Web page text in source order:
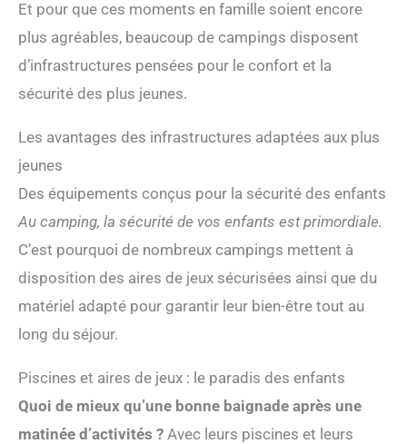
Et pour que ces moments en famille soient encore
plus agréables, beaucoup de campings disposent
d’infrastructures pensées pour le confort et la
sécurité des plus jeunes.
Les avantages des infrastructures adaptées aux plus
jeunes
Des équipements conçus pour la sécurité des enfants
Au camping, la sécurité de vos enfants est primordiale.
C’est pourquoi de nombreux campings mettent à
disposition des aires de jeux sécurisées ainsi que du
matériel adapté pour garantir leur bien-être tout au
long du séjour.
Piscines et aires de jeux : le paradis des enfants
Quoi de mieux qu’une bonne baignade après une
matinée d’activités ? Avec leurs piscines et leurs